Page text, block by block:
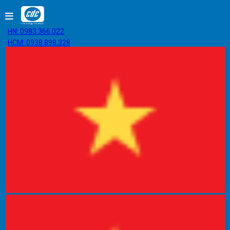
HN: 0983.366.022
HCM: 0938.898.328